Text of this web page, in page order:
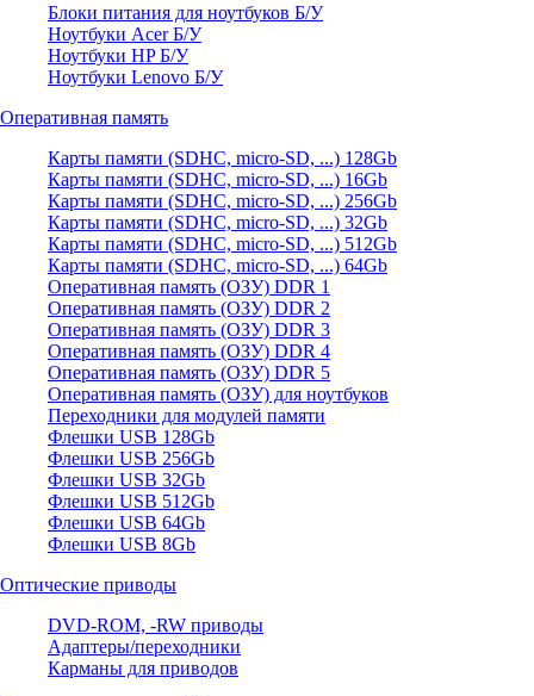
Блоки питания для ноутбуков Б/У
Ноутбуки Acer Б/У
Ноутбуки HP Б/У
Ноутбуки Lenovo Б/У
Оперативная память
Карты памяти (SDHC, micro-SD, ...) 128Gb
Карты памяти (SDHC, micro-SD, ...) 16Gb
Карты памяти (SDHC, micro-SD, ...) 256Gb
Карты памяти (SDHC, micro-SD, ...) 32Gb
Карты памяти (SDHC, micro-SD, ...) 512Gb
Карты памяти (SDHC, micro-SD, ...) 64Gb
Оперативная память (ОЗУ) DDR 1
Оперативная память (ОЗУ) DDR 2
Оперативная память (ОЗУ) DDR 3
Оперативная память (ОЗУ) DDR 4
Оперативная память (ОЗУ) DDR 5
Оперативная память (ОЗУ) для ноутбуков
Переходники для модулей памяти
Флешки USB 128Gb
Флешки USB 256Gb
Флешки USB 32Gb
Флешки USB 512Gb
Флешки USB 64Gb
Флешки USB 8Gb
Оптические приводы
DVD-ROM, -RW приводы
Адаптеры/переходники
Карманы для приводов